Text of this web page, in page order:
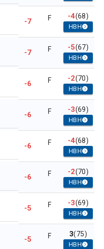
-7 F -4(68)
HBH
-7 F -5(67)
HBH
-6 F -2(70)
HBH
-6 F -3(69)
HBH
-6 F -4(68)
HBH
-6 F -2(70)
HBH
-5 F -3(69)
HBH
-5 F 3(75)
HBH